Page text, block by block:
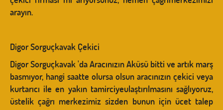
arayın.
Digor Sorguçkavak Çekici
Digor Sorguçkavak 'da Aracınızın Aküsü bitti ve artık marş
basmıyor, hangi saatte olursa olsun aracınızın çekici veya
kurtarıcı ile en yakın tamirciyeulaştırılmasını sağlıyoruz,
üstelik çağrı merkezimiz sizden bunun için ücet talep